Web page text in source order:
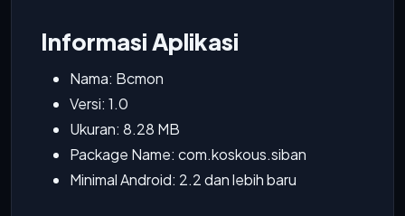
Informasi Aplikasi
Nama: Bcmon
Versi: 1.0
Ukuran: 8.28 MB
Package Name: com.koskous.siban
Minimal Android: 2.2 dan lebih baru